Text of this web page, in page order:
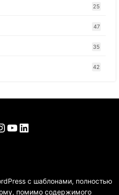
25
47
35
42
YouTube
LinkedIn
с шаблонами, полностью
помимо содержимого